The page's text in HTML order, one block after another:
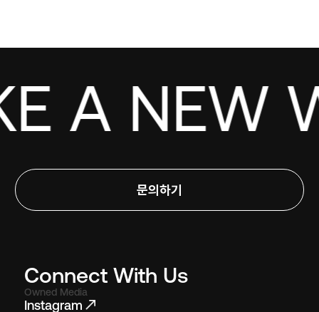
A NEW
문의하기
Connect With Us
Owned Media
Instagram